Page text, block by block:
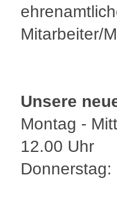
Mitarbeiter/
Unsere
Montag -
12.00 Uhr